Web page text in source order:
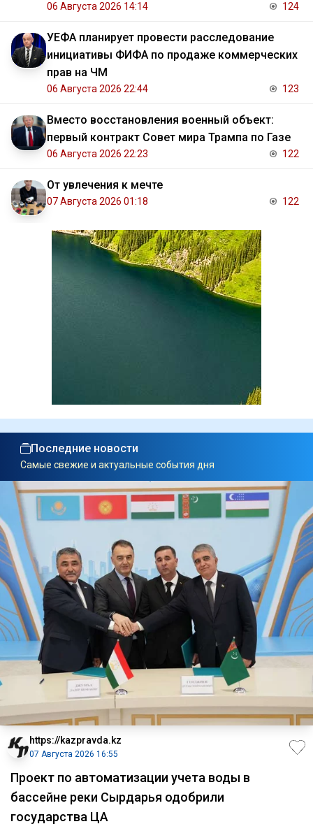
06 Августа 2026 14:14 124
УЕФА планирует провести расследование
инициативы ФИФА по продаже коммерческих
прав на ЧМ
06 Августа 2026 22:44 123
Вместо восстановления военный объект:
первый контракт Совет мира Трампа по Газе
06 Августа 2026 22:23 122
От увлечения к мечте
07 Августа 2026 01:18 122
Последние новости
Самые свежие и актуальные события дня
https://kazpravda.kz
07 Августа 2026 16:55
Проект по автоматизации учета воды в
бассейне реки Сырдарья одобрили
государства ЦА